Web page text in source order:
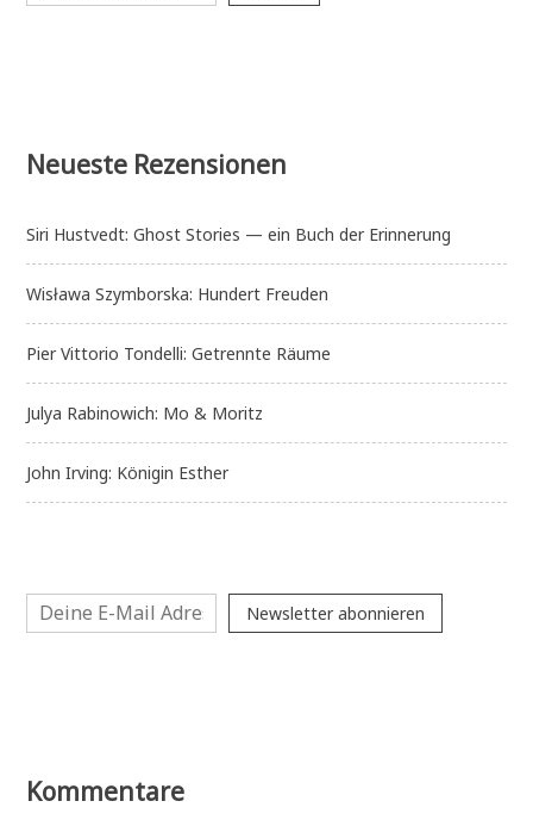
Neueste Rezensionen
Siri Hustvedt: Ghost Stories — ein Buch der Erinnerung
Wisława Szymborska: Hundert Freuden
Pier Vittorio Tondelli: Getrennte Räume
Julya Rabinowich: Mo & Moritz
John Irving: Königin Esther
Newsletter abonnieren
Kommentare